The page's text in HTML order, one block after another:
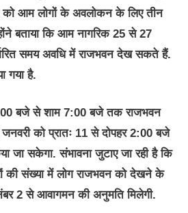
को आम लोगों के अवलोकन के लिए तीन
बताया कि आम नागरिक 25 से 27
समय अवधि में राजभवन देख सकते हैं.
गया है.
बजे से शाम 7:00 बजे तक राजभवन
को प्रातः 11 से दोपहर 2:00 बजे
जा सकेगा. संभावना जुटाए जा रही है कि
की संख्या में लोग राजभवन को देखने के
2 से आवागमन की अनुमति मिलेगी.